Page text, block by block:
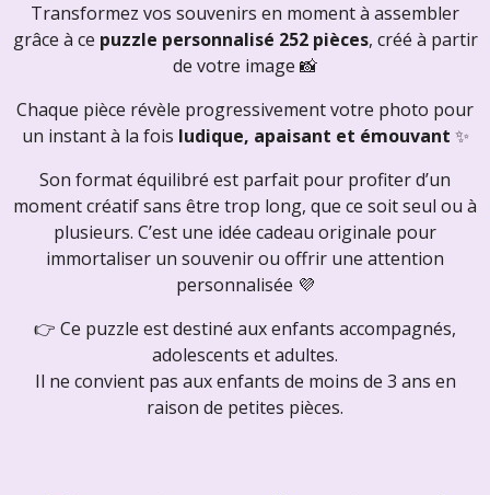
Transformez vos souvenirs en moment à assembler
grâce à ce puzzle personnalisé 252 pièces, créé à partir
de votre image 📸
Chaque pièce révèle progressivement votre photo pour
un instant à la fois ludique, apaisant et émouvant ✨
Son format équilibré est parfait pour profiter d’un
moment créatif sans être trop long, que ce soit seul ou à
plusieurs. C’est une idée cadeau originale pour
immortaliser un souvenir ou offrir une attention
personnalisée 💜
👉 Ce puzzle est destiné aux enfants accompagnés,
adolescents et adultes.
Il ne convient pas aux enfants de moins de 3 ans en
raison de petites pièces.